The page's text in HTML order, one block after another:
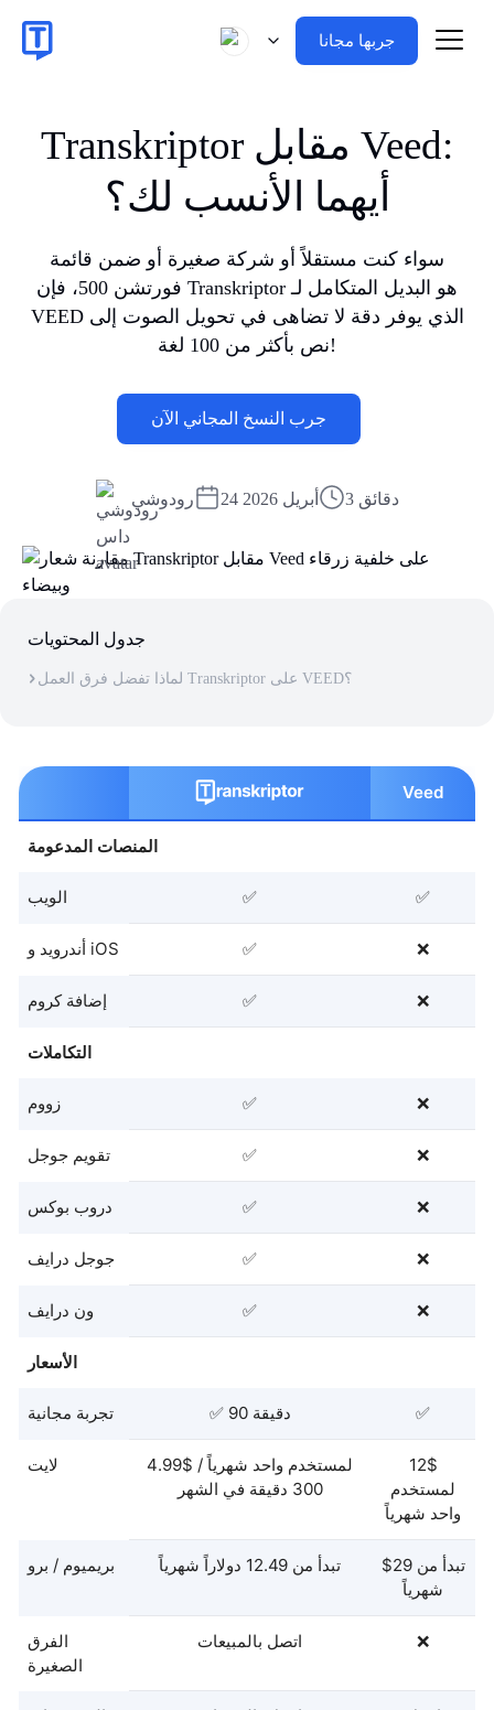
جربها مجانا
Transkriptor مقابل Veed:
أيهما الأنسب لك؟
سواء كنت مستقلاً أو شركة صغيرة أو ضمن قائمة
فورتشن 500، فإن Transkriptor هو البديل المتكامل لـ
VEED الذي يوفر دقة لا تضاهى في تحويل الصوت إلى
نص بأكثر من 100 لغة!
جرب النسخ المجاني الآن
رودوشي 24 أبريل 2026 3 دقائق
جدول المحتويات
لماذا تفضل فرق العمل Transkriptor على VEED؟
Veed
المنصات المدعومة
الويب ✅ ✅
أندرويد و iOS ✅ ❌
إضافة كروم ✅ ❌
التكاملات
زووم ✅ ❌
تقويم جوجل ✅ ❌
دروب بوكس ✅ ❌
جوجل درايف ✅ ❌
ون درايف ✅ ❌
الأسعار
تجربة مجانية ✅ 90 دقيقة ✅
لايت
4.99$ لمستخدم واحد شهرياً /
300 دقيقة في الشهر
12$
لمستخدم
واحد شهرياً
بريميوم / برو تبدأ من 12.49 دولاراً شهرياً
تبدأ من 29$
شهرياً
الفرق
الصغيرة
اتصل بالمبيعات ❌